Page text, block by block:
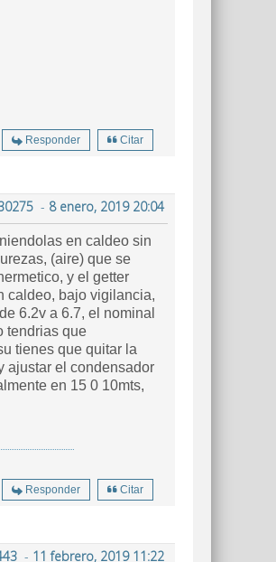
Responder Citar
- 8 enero, 2019 20:04
en caldeo sin
(aire) que se
y el getter
caldeo, bajo vigilancia,
6.2v a 6.7, el nominal
tendrias que
tienes que quitar la
ajustar el condensador
en 15 0 10mts,
Responder Citar
- 11 febrero, 2019 11:22